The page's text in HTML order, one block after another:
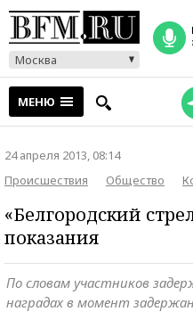
Москва
МЕНЮ
24 апреля 2013, 08:14
Происшествия
Общество
«Белгородский
показания
По словам участников
наградах в момент